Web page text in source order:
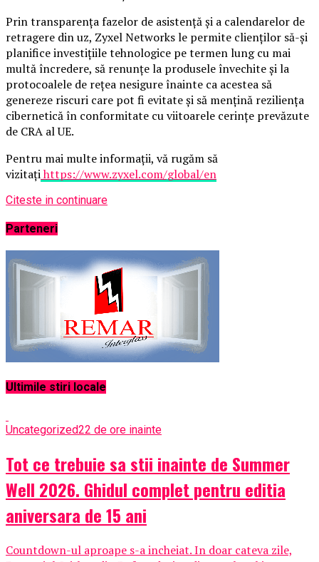
Prin transparența fazelor de asistență și a calendarelor de
retragere din uz, Zyxel Networks le permite clienților să-și
planifice investițiile tehnologice pe termen lung cu mai
multă încredere, să renunțe la produsele învechite și la
protocoalele de rețea nesigure înainte ca acestea să
genereze riscuri care pot fi evitate și să mențină reziliența
cibernetică în conformitate cu viitoarele cerințe prevăzute
de CRA al UE.
Pentru mai multe informații, vă rugăm să
vizitațihttps://www.zyxel.com/global/en
Citeste in continuare
Parteneri
Ultimile stiri locale
Uncategorized22 de ore inainte
Tot ce trebuie sa stii inainte de Summer
Well 2026. Ghidul complet pentru editia
aniversara de 15 ani
Countdown-ul aproape s-a incheiat. In doar cateva zile,